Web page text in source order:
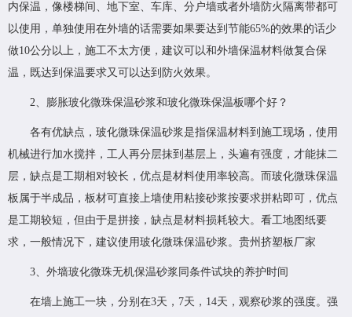
内保温，像楼梯间、地下室、车库、分户墙或者外墙防火隔离带都可
以使用，单独使用在外墙的话需要如果要达到节能65%的效果的话少
做10公分以上，施工不太方便，建议可以和外墙保温材料做复合保
温，既达到保温要求又可以达到防火效果。
2、膨胀玻化微珠保温砂浆和玻化微珠保温板哪个好？
各有优缺点，玻化微珠保温砂浆是指保温材料到施工现场，使用
机械进行加水搅拌，工人再分层抹到基层上，头遍有强度，才能抹二
层，缺点是工期相对较长，优点是材料使用率较高。而玻化微珠保温
板属于半成品，板材可直接上墙使用粘接砂浆按要求拼粘即可，优点
是工期较短，但由于是拼接，缺点是材料损耗较大。看工地图纸要
求，一般情况下，建议使用玻化微珠保温砂浆。贵州挤塑板厂家
3、外墙玻化微珠无机保温砂浆同条件试块的养护时间
在墙上施工一块，分别在3天，7天，14天，观察砂浆的强度。强